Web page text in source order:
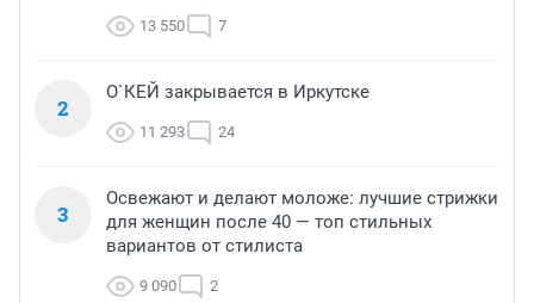
13 550 7
2
О`КЕЙ закрывается в Иркутске
11 293 24
3
Освежают и делают моложе: лучшие стрижки
для женщин после 40 — топ стильных
вариантов от стилиста
9 090 2